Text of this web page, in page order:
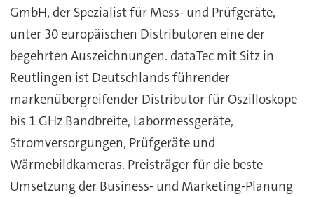
GmbH, der Spezialist für Mess- und Prüfgeräte,
unter 30 europäischen Distributoren eine der
begehrten Auszeichnungen. dataTec mit Sitz in
Reutlingen ist Deutschlands führender
markenübergreifender Distributor für Oszilloskope
bis 1 GHz Bandbreite, Labormessgeräte,
Stromversorgungen, Prüfgeräte und
Wärmebildkameras. Preisträger für die beste
Umsetzung der Business- und Marketing-Planung